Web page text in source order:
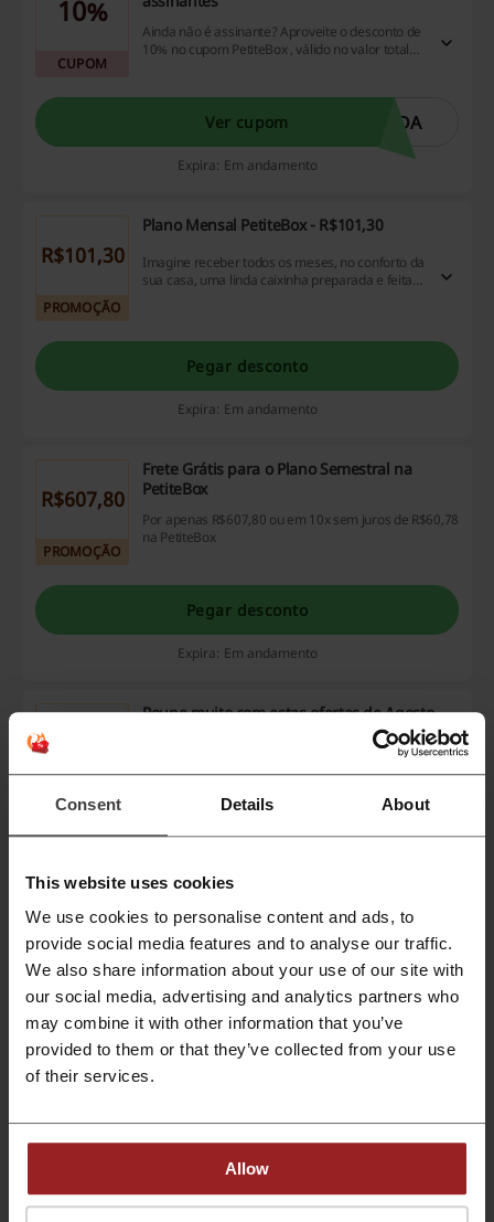
Consent Details About
This website uses cookies
We use cookies to personalise content and ads, to
provide social media features and to analyse our traffic.
We also share information about your use of our site with
our social media, advertising and analytics partners who
may combine it with other information that you’ve
provided to them or that they’ve collected from your use
of their services.
Allow
10%
CUPOM
Ainda não é assinante? Aproveite o desconto de
10% no cupom PetiteBox , válido no valor total
Ver cupom NDA
Expira: Em andamento
R$101,30
PROMOÇÃO
Plano Mensal PetiteBox - R$101,30
Imagine receber todos os meses, no conforto da
sua casa, uma linda caixinha preparada e feita
Pegar desconto
Expira: Em andamento
R$607,80
PROMOÇÃO
Frete Grátis para o Plano Semestral na
PetiteBox
Por apenas R$607,80 ou em 10x sem juros de R$60,78
na PetiteBox
Pegar desconto
Expira: Em andamento
PROMOÇÃO
Poupe muito com estas ofertas de Agosto
Prepare-se para um Agosto de economia com as
Detalhes das Ofertas
Códigos Promocionais
Melhor Desconto
Avaliação de códigos de desconto para